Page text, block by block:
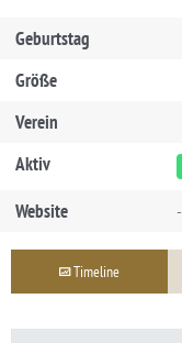
Geburtstag
Größe
Verein
Aktiv
Website
-
Timeline